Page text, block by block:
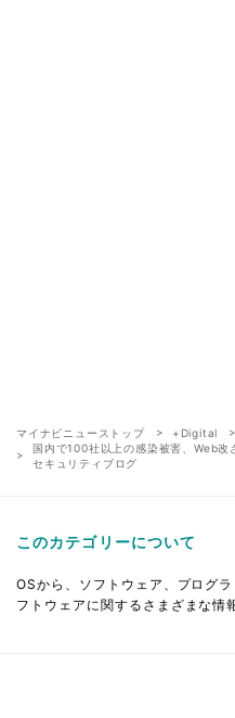
マイナビニューストップ +Digital
国内で100社以上の感染被害、Web
セキュリティブログ
このカテゴリーについて
OSから、ソフトウェア、プログ
フトウェアに関するさまざまな情